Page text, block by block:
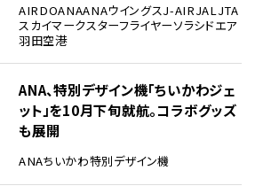
AIRDOANAANAウイングスJ-AIRJAL JTA
スカイマークスターフライヤーソラシドエア
羽田空港
ANA、特別デザイン機「ちいかわジェ
ット」を10月下旬就航。コラボグッズ
も展開
ANAちいかわ特別デザイン機